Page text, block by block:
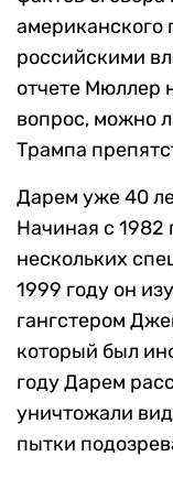
американского
российскими
отчете Мюллер
вопрос, можно
Трампа
Дарем уже 40
Начиная с 1982
нескольких
1999 году он
гангстером
который был
году Дарем
уничтожали
пытки